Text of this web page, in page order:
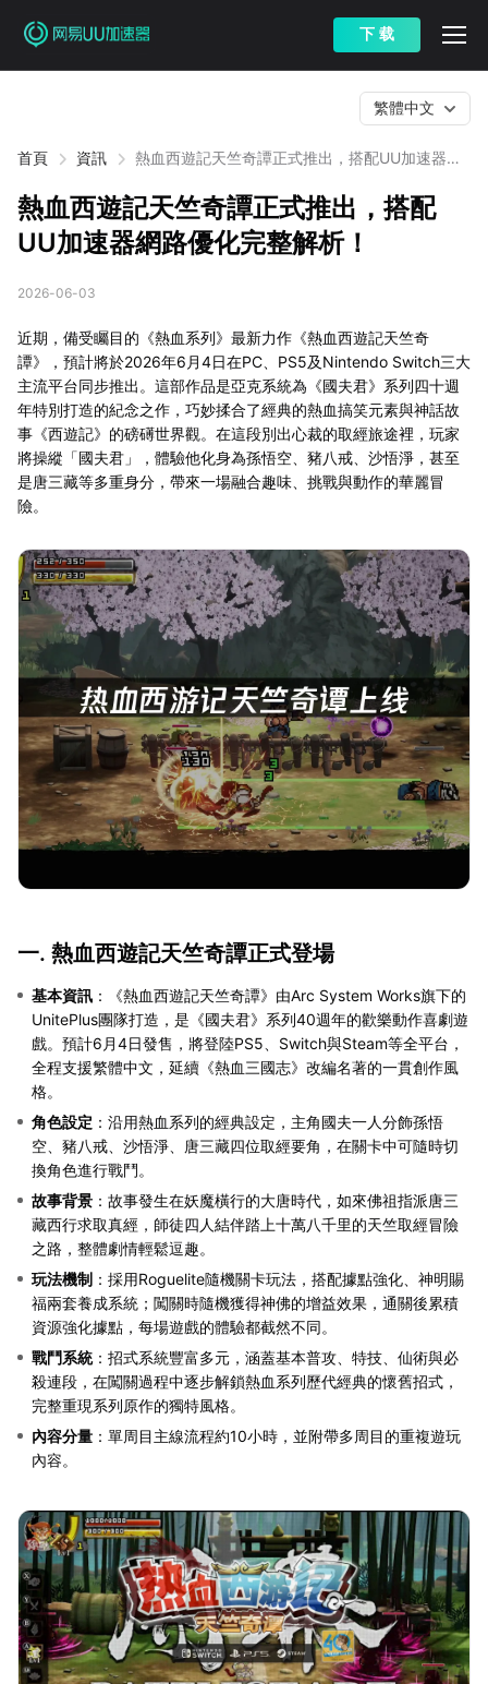
下 载
首頁 資訊
熱血西遊記天竺奇譚正式推出，搭配UU加速器網
繁體中文
熱血西遊記天竺奇譚正式推出，搭配
UU加速器網路優化完整解析！
2026-06-03
近期，備受矚目的《熱血系列》最新力作《熱血西遊記天竺奇
譚》，預計將於2026年6月4日在PC、PS5及Nintendo Switch三大
主流平台同步推出。這部作品是亞克系統為《國夫君》系列四十週
年特別打造的紀念之作，巧妙揉合了經典的熱血搞笑元素與神話故
事《西遊記》的磅礡世界觀。在這段別出心裁的取經旅途裡，玩家
將操縱「國夫君」，體驗他化身為孫悟空、豬八戒、沙悟淨，甚至
是唐三藏等多重身分，帶來一場融合趣味、挑戰與動作的華麗冒
險。
一. 熱血西遊記天竺奇譚正式登場
基本資訊 ：《熱血西遊記天竺奇譚》由Arc System Works旗下的
UnitePlus團隊打造，是《國夫君》系列40週年的歡樂動作喜劇遊
戲。預計6月4日發售，將登陸PS5、Switch與Steam等全平台，
全程支援繁體中文，延續《熱血三國志》改編名著的一貫創作風
格。
角色設定 ：沿用熱血系列的經典設定，主角國夫一人分飾孫悟
空、豬八戒、沙悟淨、唐三藏四位取經要角，在關卡中可隨時切
換角色進行戰鬥。
故事背景 ：故事發生在妖魔橫行的大唐時代，如來佛祖指派唐三
藏西行求取真經，師徒四人結伴踏上十萬八千里的天竺取經冒險
之路，整體劇情輕鬆逗趣。
玩法機制 ：採用Roguelite隨機關卡玩法，搭配據點強化、神明賜
福兩套養成系統；闖關時隨機獲得神佛的增益效果，通關後累積
資源強化據點，每場遊戲的體驗都截然不同。
戰鬥系統：招式系統豐富多元，涵蓋基本普攻、特技、仙術與必
殺連段，在闖關過程中逐步解鎖熱血系列歷代經典的懷舊招式，
完整重現系列原作的獨特風格。
內容分量 ：單周目主線流程約10小時，並附帶多周目的重複遊玩
內容。